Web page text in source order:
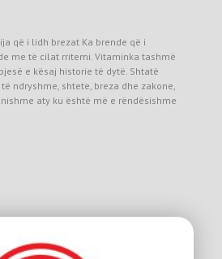
që i lidh brezat Ka brende që i
me të cilat rritemi. Vitaminka tashmë
e kësaj historie të dytë. Shtatë
ndryshme, shtete, breza dhe zakone,
aty ku është më e rëndësishme